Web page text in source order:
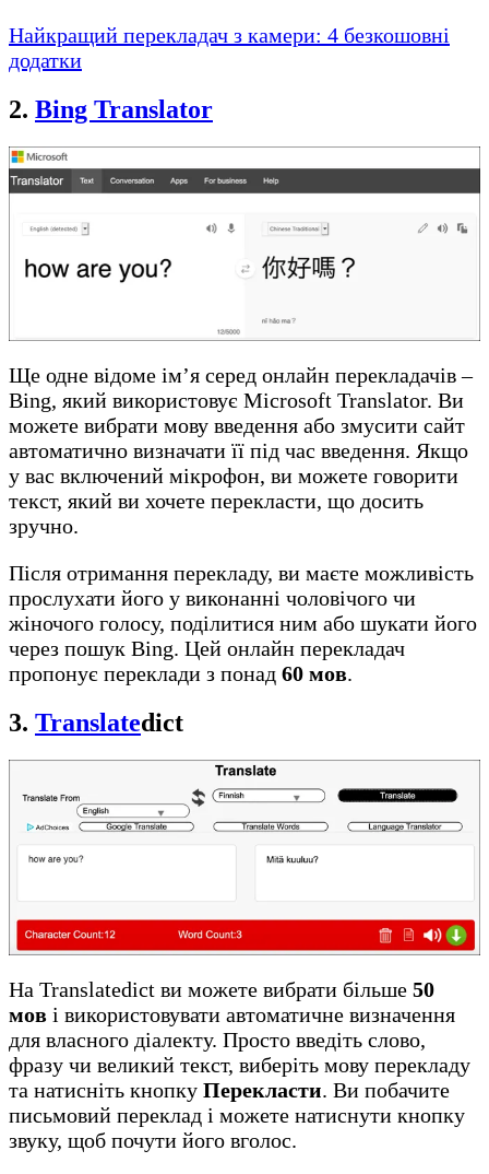
Найкращий перекладач з камери: 4 безкошовні
додатки
2. Bing Translator
Ще одне відоме ім’я серед онлайн перекладачів –
Bing, який використовує Microsoft Translator. Ви
можете вибрати мову введення або змусити сайт
автоматично визначати її під час введення. Якщо
у вас включений мікрофон, ви можете говорити
текст, який ви хочете перекласти, що досить
зручно.
Після отримання перекладу, ви маєте можливість
прослухати його у виконанні чоловічого чи
жіночого голосу, поділитися ним або шукати його
через пошук Bing. Цей онлайн перекладач
пропонує переклади з понад 60 мов.
3. Translatedict
На Translatedict ви можете вибрати більше 50
мов і використовувати автоматичне визначення
для власного діалекту. Просто введіть слово,
фразу чи великий текст, виберіть мову перекладу
та натисніть кнопку Перекласти. Ви побачите
письмовий переклад і можете натиснути кнопку
звуку, щоб почути його вголос.